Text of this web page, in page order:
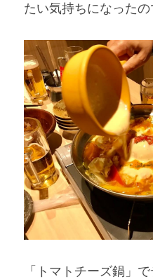
たい気持ちになったの
「トマトチーズ鍋」